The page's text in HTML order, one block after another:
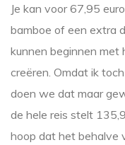
Je kan voor 67,95
bamboe of een extra
kunnen beginnen met
creëren. Omdat ik
doen we dat maar
de hele reis stelt
hoop dat het behalve